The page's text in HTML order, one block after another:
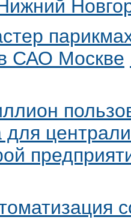
САО Москве